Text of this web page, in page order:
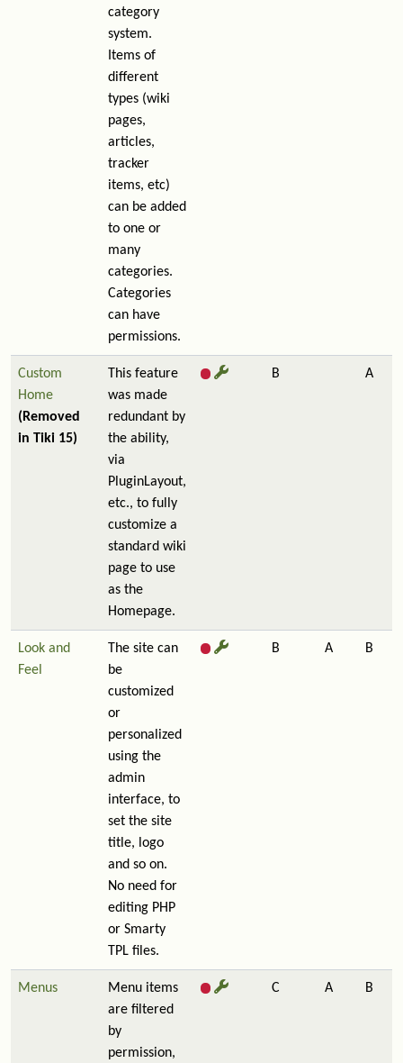
category
system.
Items of
different
types (wiki
pages,
articles,
tracker
items, etc)
can be added
to one or
many
categories.
Categories
can have
permissions.
Custom
Home
(Removed
in Tiki 15)
This feature
was made
redundant by
the ability,
via
PluginLayout,
etc., to fully
customize a
standard wiki
page to use
as the
Homepage.
B A
Look and
Feel
The site can
be
customized
or
personalized
using the
admin
interface, to
set the site
title, logo
and so on.
No need for
editing PHP
or Smarty
TPL files.
B A B
Menus
Menu items
are filtered
by
permission,
C A B